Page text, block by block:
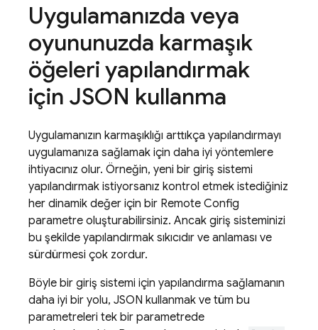
Uygulamanızda veya
oyununuzda karmaşık
öğeleri yapılandırmak
için JSON kullanma
Uygulamanızın karmaşıklığı arttıkça yapılandırmayı
uygulamanıza sağlamak için daha iyi yöntemlere
ihtiyacınız olur. Örneğin, yeni bir giriş sistemi
yapılandırmak istiyorsanız kontrol etmek istediğiniz
her dinamik değer için bir Remote Config
parametre oluşturabilirsiniz. Ancak giriş sisteminizi
bu şekilde yapılandırmak sıkıcıdır ve anlaması ve
sürdürmesi çok zordur.
Böyle bir giriş sistemi için yapılandırma sağlamanın
daha iyi bir yolu, JSON kullanmak ve tüm bu
parametreleri tek bir parametrede